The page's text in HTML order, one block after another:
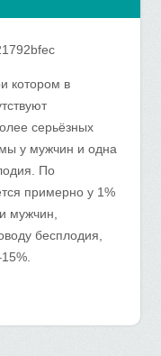
котором в
серьёзных
у мужчин и одна
По
примерно у 1%
мужчин,
бесплодия,